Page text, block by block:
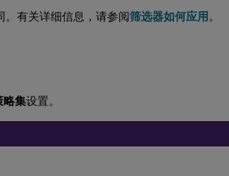
。有关详细信息，请参阅筛选器如何应用 。
略集设置。